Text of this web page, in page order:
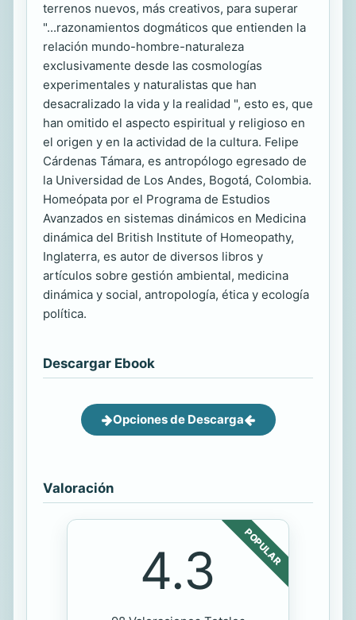
terrenos nuevos, más creativos, para superar
"...razonamientos dogmáticos que entienden la
relación mundo-hombre-naturaleza
exclusivamente desde las cosmologías
experimentales y naturalistas que han
desacralizado la vida y la realidad ", esto es, que
han omitido el aspecto espiritual y religioso en
el origen y en la actividad de la cultura. Felipe
Cárdenas Támara, es antropólogo egresado de
la Universidad de Los Andes, Bogotá, Colombia.
Homeópata por el Programa de Estudios
Avanzados en sistemas dinámicos en Medicina
dinámica del British Institute of Homeopathy,
Inglaterra, es autor de diversos libros y
artículos sobre gestión ambiental, medicina
dinámica y social, antropología, ética y ecología
política.
Descargar Ebook
Opciones de Descarga
Valoración
POPULAR
4.3